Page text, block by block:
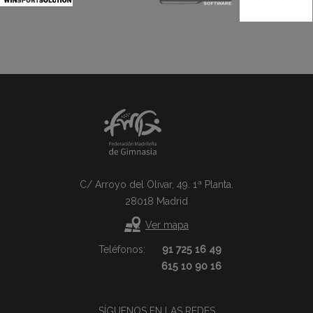
C/ Arroyo del Olivar, 49. 1ª Planta.
28018 Madrid
Ver mapa
Teléfonos:
91 725 16 49
615 10 90 16